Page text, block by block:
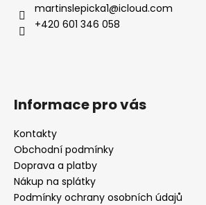
martinslepicka1@icloud.com
+420 601 346 058
Informace pro vás
Kontakty
Obchodní podmínky
Doprava a platby
Nákup na splátky
Podmínky ochrany osobních údajů